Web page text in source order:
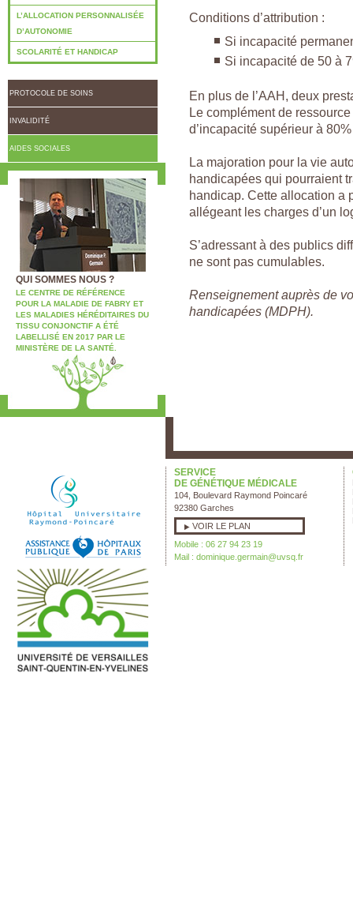
L’ALLOCATION PERSONNALISÉE
D’AUTONOMIE
SCOLARITÉ ET HANDICAP
PROTOCOLE DE SOINS
INVALIDITÉ
AIDES SOCIALES
QUI SOMMES NOUS ?
LE CENTRE DE RÉFÉRENCE
POUR LA MALADIE DE FABRY ET
LES MALADIES HÉRÉDITAIRES DU
TISSU CONJONCTIF A ÉTÉ
LABELLISÉ EN 2017 PAR LE
MINISTÈRE DE LA SANTÉ.
Conditions d’attribution :
Si incapacité
Si incapacité de 50 à
En plus de l’AAH, deux
Le complément de
d’incapacité supérieur à
La majoration pour la vie
handicapées qui pourraient
handicap. Cette allocation a
allégeant les charges d’un
S’adressant à des publics
ne sont pas cumulables.
Renseignement auprès de
handicapées (MDPH).
SERVICE
DE GÉNÉTIQUE MÉDICALE
104, Boulevard Raymond Poincaré
92380 Garches
VOIR LE PLAN
Mobile : 06 27 94 23 19
Mail : dominique.germain@uvsq.fr